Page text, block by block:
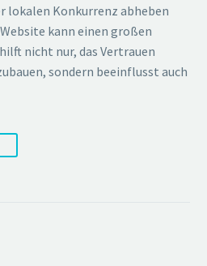
lokalen Konkurrenz abheben
kann einen großen
nicht nur, das Vertrauen
sondern beeinflusst auch